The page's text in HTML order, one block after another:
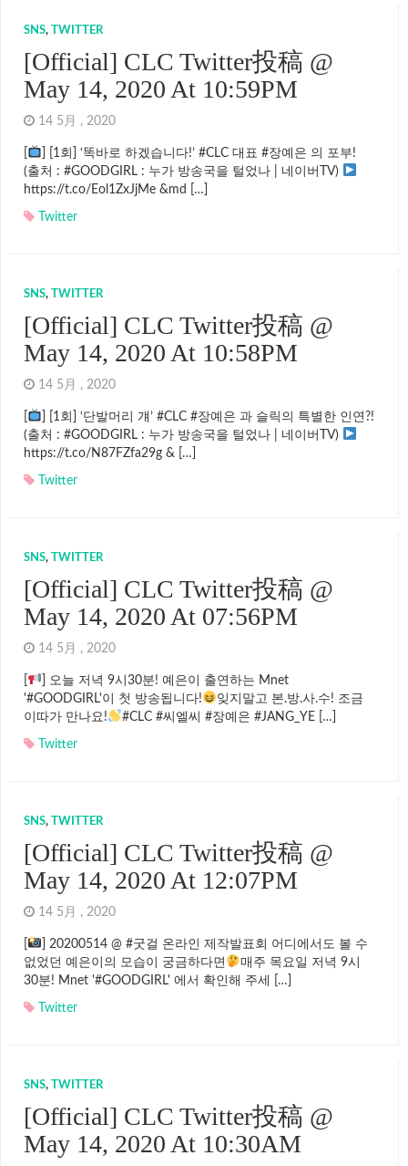
SNS, TWITTER
[Official] CLC Twitter投稿 @
May 14, 2020 At 10:59PM
14 5月 , 2020
] [1회] ‘똑바로 하겠습니다!’ #CLC 대표 #장예은 의 포부!
(출처 : #GOODGIRL : 누가 방송국을 털었나 | 네이버TV)
https://t.co/Eol1ZxJjMe &md […]
Twitter
SNS, TWITTER
[Official] CLC Twitter投稿 @
May 14, 2020 At 10:58PM
14 5月 , 2020
] [1회] ‘단발머리 걔’ #CLC #장예은 과 슬릭의 특별한 인연?!
(출처 : #GOODGIRL : 누가 방송국을 털었나 | 네이버TV)
https://t.co/N87FZfa29g & […]
Twitter
SNS, TWITTER
[Official] CLC Twitter投稿 @
May 14, 2020 At 07:56PM
14 5月 , 2020
] 오늘 저녁 9시30분! 예은이 출연하는 Mnet
'#GOODGIRL'이 첫 방송됩니다!
잊지말고 본.방.사.수! 조금
이따가 만나요!
#CLC #씨엘씨 #장예은 #JANG_YE […]
Twitter
SNS, TWITTER
[Official] CLC Twitter投稿 @
May 14, 2020 At 12:07PM
14 5月 , 2020
] 20200514 @ #굿걸 온라인 제작발표회 어디에서도 볼 수
없었던 예은이의 모습이 궁금하다면
매주 목요일 저녁 9시
30분! Mnet '#GOODGIRL' 에서 확인해 주세 […]
Twitter
SNS, TWITTER
[Official] CLC Twitter投稿 @
May 14, 2020 At 10:30AM